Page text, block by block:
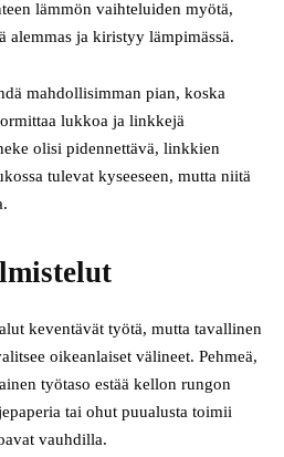
lämmön vaihteluiden myötä,
alemmas ja kiristyy lämpimässä.
mahdollisimman pian, koska
lukkoa ja linkkejä
olisi pidennettävä, linkkien
tulevat kyseeseen, mutta niitä
keventävät työtä, mutta tavallinen
oikeanlaiset välineet. Pehmeä,
työtaso estää kellon rungon
tai ohut puualusta toimii
vauhdilla.